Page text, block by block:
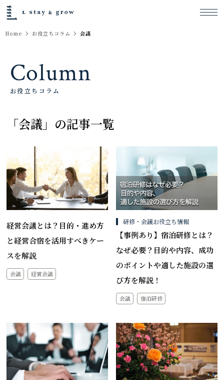
Home お役立ちコラム 会議
Column
お役立ちコラム
「会議」の記事一覧
経営会議とは？目的・進め方
と経営合宿を活用すべきケー
スを解説
会議 経営会議
研修・会議お役立ち情報
【事例あり】宿泊研修とは？
なぜ必要？目的や内容、成功
のポイントや適した施設の選
び方を解説！
会議 宿泊研修